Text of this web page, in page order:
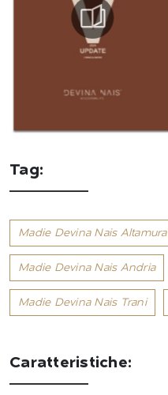
Tag:
Madie Devina Nais Altamura
Madie Devina Nais Andria
Madie Devina Nais Trani
Caratteristiche: